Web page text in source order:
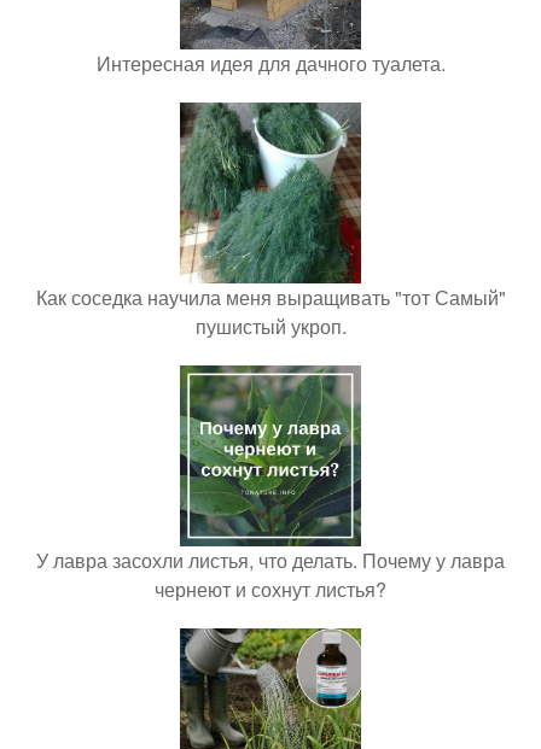
Интересная идея для дачного туалета.
Как соседка научила меня выращивать "тот Самый"
пушистый укроп.
У лавра засохли листья, что делать. Почему у лавра
чернеют и сохнут листья?